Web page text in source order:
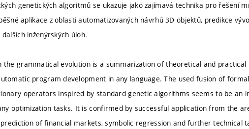
genetických algoritmů se ukazuje jako zajímavá technika pro řešení
aplikace z oblasti automatizovaných návrhů 3D objektů, predikce
inženýrských úloh.
the grammatical evolution is a summarization of theoretical and practical
program development in any language. The used fusion of
operators inspired by standard genetic algorithms seems to be an
optimization tasks. It is confirmed by successful application from the
of financial markets, symbolic regression and further technical